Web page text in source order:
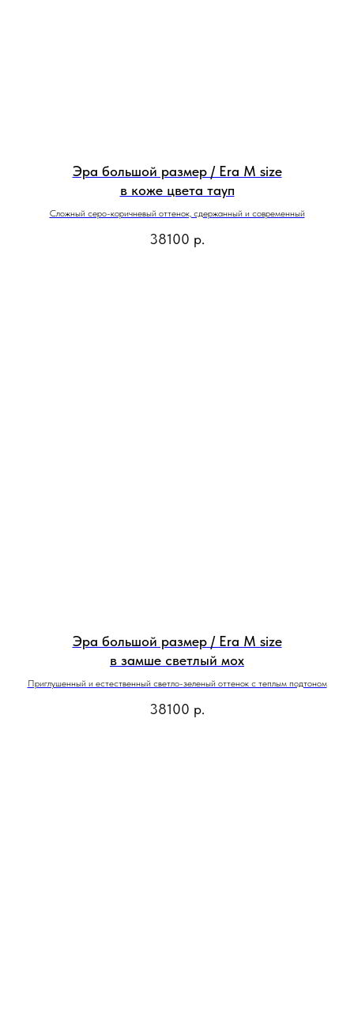
Эра большой размер / Era M size
в коже цвета тауп
Сложный серо-коричневый оттенок, сдержанный и современный
38100 р.
Эра большой размер / Era M size
в замше светлый мох
Приглушенный и естественный светло-зеленый оттенок с теплым подтоном
38100 р.